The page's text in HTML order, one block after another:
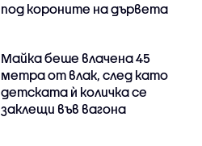
под короните на дървета
Майка беше влачена 45
метра от влак, след като
детската ѝ количка се
заклещи във вагона